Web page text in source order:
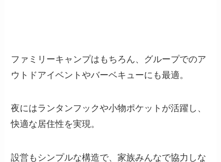
ファミリーキャンプはもちろん、グループでのア
ウトドアイベントやバーベキューにも最適。
夜にはランタンフックや小物ポケットが活躍し、
快適な居住性を実現。
設営もシンプルな構造で、家族みんなで協力しな